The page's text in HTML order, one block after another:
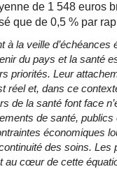
de 1 548 euros
que de 0,5 % par
à la veille d’échéances
du pays et la santé
priorités. Leur
réel et, dans ce
de la santé font face
de santé,
économiques
des soins. Les
au cœur de cette